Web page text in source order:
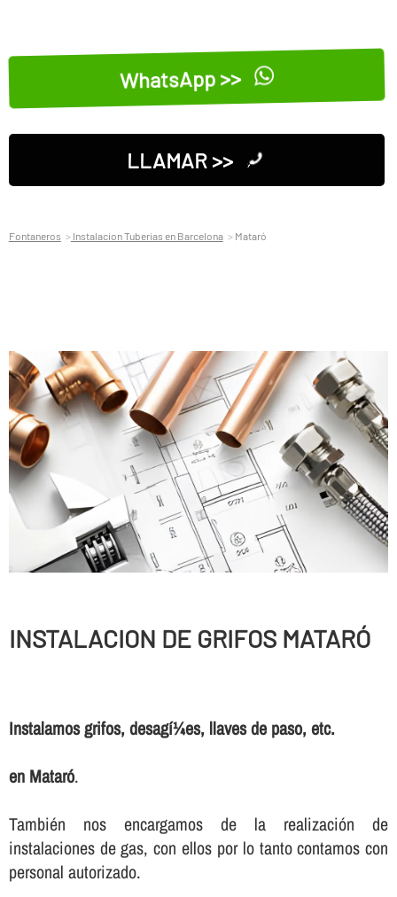
WhatsApp >>
LLAMAR >>
Fontaneros Instalacion Tuberias en Barcelona Mataró
INSTALACION DE GRIFOS MATARÓ
Instalamos grifos, desagí¼es, llaves de paso, etc.
en Mataró.
También nos encargamos de la realización de
instalaciones de gas, con ellos por lo tanto contamos con
personal autorizado.